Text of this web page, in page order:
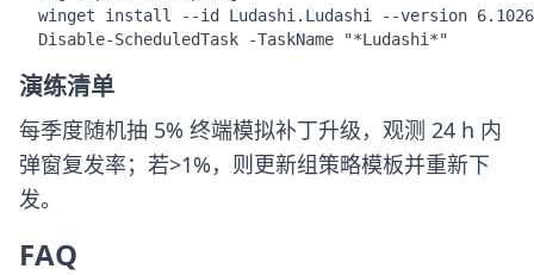
winget install --id Ludashi.Ludashi --version
Disable-ScheduledTask -TaskName "*Ludashi*"
演练清单
每季度随机抽 5% 终端模拟补丁升级，观测 24 h 内
弹窗复发率；若>1%，则更新组策略模板并重新下
发。
FAQ